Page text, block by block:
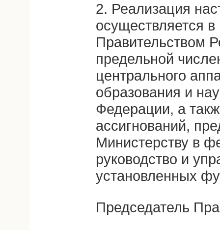
2. Реализация
осуществляется
Правительством
предельной
центрального
образования и
Федерации, а
ассигнований,
Министерству в
руководство и
установленных
Председатель